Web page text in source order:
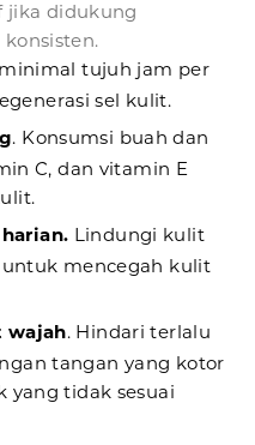
jika didukung
tujuh jam per
sel kulit.
. Konsumsi buah dan
C, dan vitamin E
Lindungi kulit
mencegah kulit
wajah. Hindari terlalu
tangan yang kotor
yang tidak sesuai